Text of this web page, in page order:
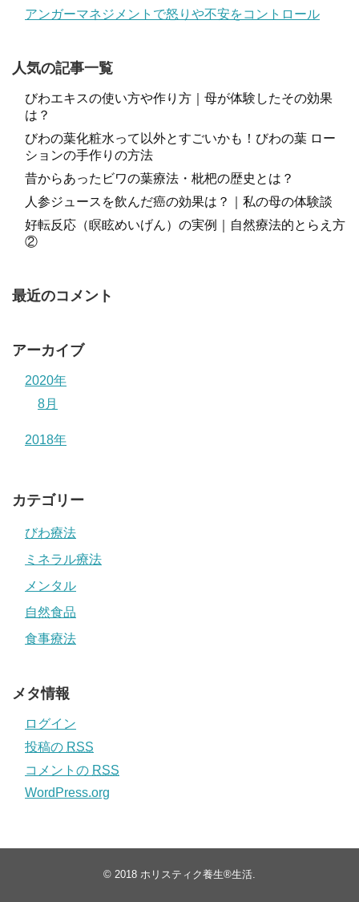
アンガーマネジメントで怒りや不安をコントロール
人気の記事一覧
びわエキスの使い方や作り方｜母が体験したその効果
は？
びわの葉化粧水って以外とすごいかも！びわの葉 ロー
ションの手作りの方法
昔からあったビワの葉療法・枇杷の歴史とは？
人参ジュースを飲んだ癌の効果は？｜私の母の体験談
好転反応（瞑眩めいげん）の実例｜自然療法的とらえ方
②
最近のコメント
アーカイブ
2020年
8月
2018年
カテゴリー
びわ療法
ミネラル療法
メンタル
自然食品
食事療法
メタ情報
ログイン
投稿の RSS
コメントの RSS
WordPress.org
© 2018 ホリスティク養生®生活.